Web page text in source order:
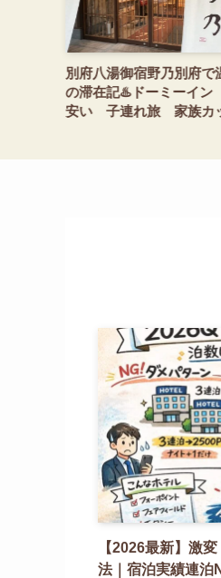
別府八湯御宿野乃別府で
の滞在記♨️ドーミーイ
安い 子連れ旅 家族カ
【2026最新】激
法｜宿泊実績連